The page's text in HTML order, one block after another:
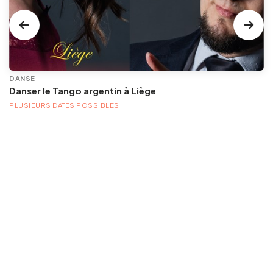
DANSE
Danser le Tango argentin à Liège
PLUSIEURS DATES POSSIBLES